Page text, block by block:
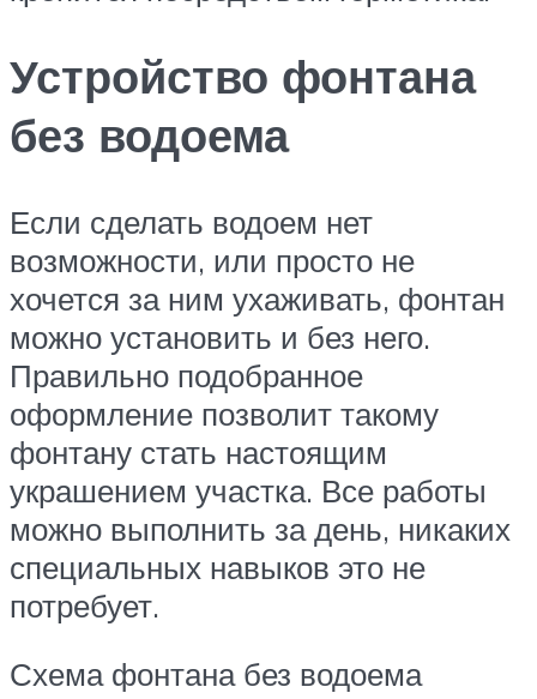
Устройство фонтана
без водоема
Если сделать водоем нет
возможности, или просто не
хочется за ним ухаживать, фонтан
можно установить и без него.
Правильно подобранное
оформление позволит такому
фонтану стать настоящим
украшением участка. Все работы
можно выполнить за день, никаких
специальных навыков это не
потребует.
Схема фонтана без водоема